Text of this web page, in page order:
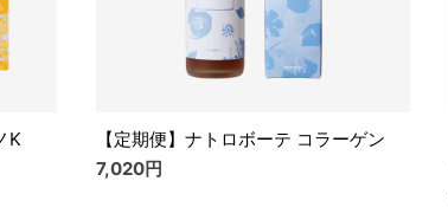
K
【定期便】ナトロボーテ コラーゲン
7,020円